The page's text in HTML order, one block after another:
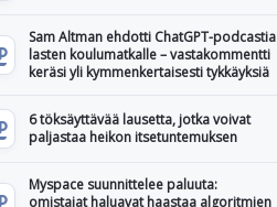
Sam Altman ehdotti ChatGPT-podcastia
lasten koulumatkalle – vastakommentti
keräsi yli kymmenkertaisesti tykkäyksiä
6 töksäyttävää lausetta, jotka voivat
paljastaa heikon itsetuntemuksen
Myspace suunnittelee paluuta:
omistajat haluavat haastaa algoritmien